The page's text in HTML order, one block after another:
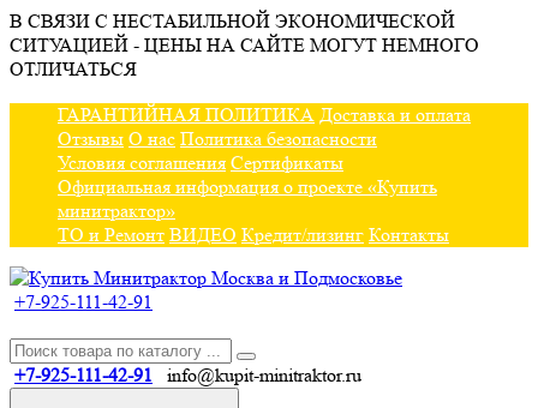
В СВЯЗИ С НЕСТАБИЛЬНОЙ ЭКОНОМИЧЕСКОЙ
СИТУАЦИЕЙ - ЦЕНЫ НА САЙТЕ МОГУТ НЕМНОГО
ОТЛИЧАТЬСЯ
ГАРАНТИЙНАЯ ПОЛИТИКА Доставка и оплата
Отзывы О нас Политика безопасности
Условия соглашения Сертификаты
Официальная информация о проекте «Купить
минитрактор»
ТО и Ремонт ВИДЕО Кредит/лизинг Контакты
+7-925-111-42-91
+7-925-111-42-91 info@kupit-minitraktor.ru